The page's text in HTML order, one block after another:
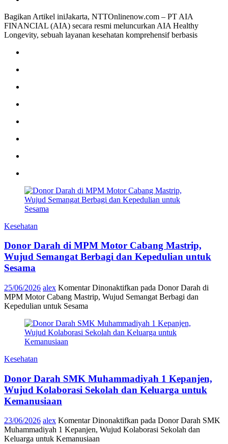
Bagikan Artikel iniJakarta, NTTOnlinenow.com – PT AIA
FINANCIAL (AIA) secara resmi meluncurkan AIA Healthy
Longevity, sebuah layanan kesehatan komprehensif berbasis
Kesehatan
Donor Darah di MPM Motor Cabang Mastrip,
Wujud Semangat Berbagi dan Kepedulian untuk
Sesama
25/06/2026 alex Komentar Dinonaktifkan pada Donor Darah di
MPM Motor Cabang Mastrip, Wujud Semangat Berbagi dan
Kepedulian untuk Sesama
Kesehatan
Donor Darah SMK Muhammadiyah 1 Kepanjen,
Wujud Kolaborasi Sekolah dan Keluarga untuk
Kemanusiaan
23/06/2026 alex Komentar Dinonaktifkan pada Donor Darah SMK
Muhammadiyah 1 Kepanjen, Wujud Kolaborasi Sekolah dan
Keluarga untuk Kemanusiaan